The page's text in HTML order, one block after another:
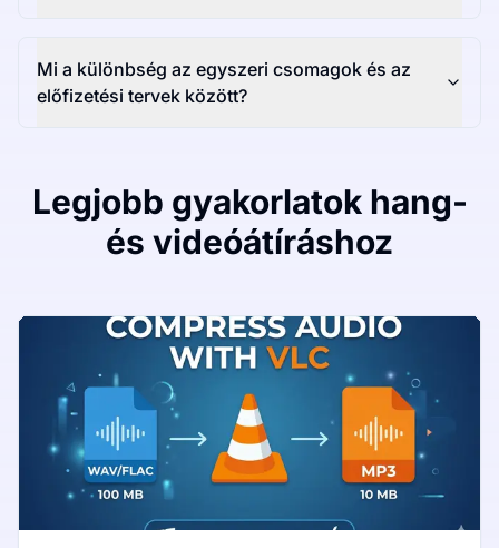
Mi a különbség az egyszeri csomagok és az
előfizetési tervek között?
Legjobb gyakorlatok hang-
és videóátíráshoz